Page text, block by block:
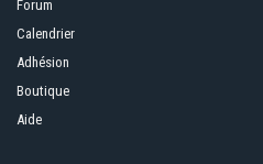
Forum
Calendrier
Adhésion
Boutique
Aide